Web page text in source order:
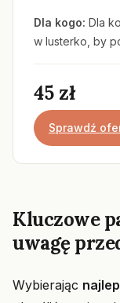
Dla kogo: Dla
w lusterko, by
45 zł
Sprawdź
Kluczowe
uwagę
Wybierając